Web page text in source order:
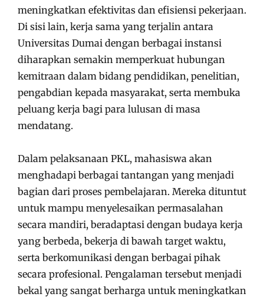
meningkatkan efektivitas dan efisiensi pekerjaan.
Di sisi lain, kerja sama yang terjalin antara
Universitas Dumai dengan berbagai instansi
diharapkan semakin memperkuat hubungan
kemitraan dalam bidang pendidikan, penelitian,
pengabdian kepada masyarakat, serta membuka
peluang kerja bagi para lulusan di masa
mendatang.
Dalam pelaksanaan PKL, mahasiswa akan
menghadapi berbagai tantangan yang menjadi
bagian dari proses pembelajaran. Mereka dituntut
untuk mampu menyelesaikan permasalahan
secara mandiri, beradaptasi dengan budaya kerja
yang berbeda, bekerja di bawah target waktu,
serta berkomunikasi dengan berbagai pihak
secara profesional. Pengalaman tersebut menjadi
bekal yang sangat berharga untuk meningkatkan